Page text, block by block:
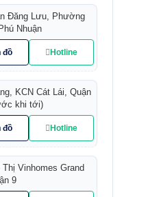
Đăng Lưu, Phường
Nhuận
đồ Hotline
KCN Cát Lái, Quận
khi tới)
đồ Hotline
Thị Vinhomes Grand
9